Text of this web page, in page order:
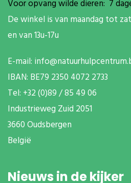
Voor opvang wilde dieren: 7
De winkel is van maandag tot
en van 13u-17u
E-mail:
IBAN: BE79 2350 4072 2733
Tel: +32 (0)89 / 85 49 06
Industrieweg Zuid 2051
3660 Oudsbergen
België
Nieuws in de kijker